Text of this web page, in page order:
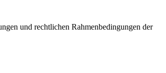
und rechtlichen Rahmenbedingungen der